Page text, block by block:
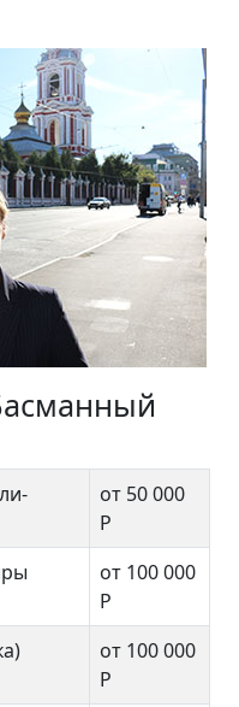
от 50 000
Р
от 100 000
Р
от 100 000
Р